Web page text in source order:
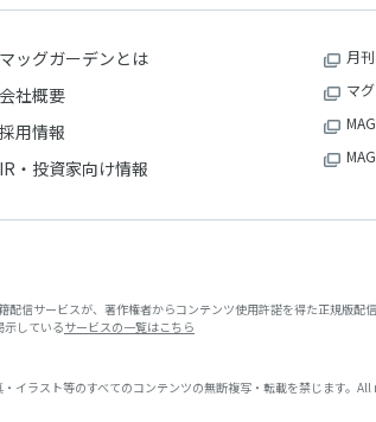
マッグガーデンとは
会社概要
採用情報
IR・投資家向け情報
月
マ
配信サービスが、著作権者からコンテンツ使用許諾を得た正規版
示しているサービスの一覧はこちら
・イラスト等のすべてのコンテンツの無断複写・転載を禁じます